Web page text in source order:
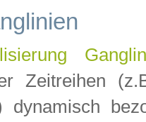
Zeitreihen
dynamisch